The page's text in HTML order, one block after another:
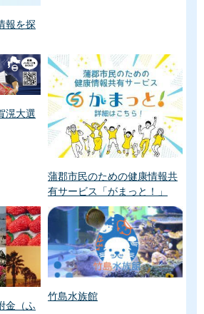
報を探
滉大選
蒲郡市民のための健康情報共
有サービス「がまっと！」
金（ふ
竹島水族館